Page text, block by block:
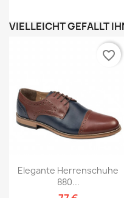
VIELLEICHT GEFÄLLT
Elegante Herrenschuhe
880...
favorite_border